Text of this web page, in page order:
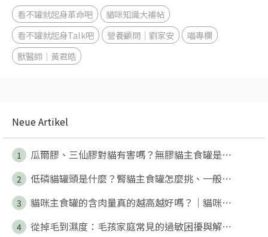
看不罐就起身革命吧
貓咪知識大補帖
看不罐就起身Talk吧
營養顧問｜劉家安
喵專欄
獸醫師｜黃君皓
Neue Artikel
1 瓜爾膠、三仙膠對貓有害嗎？無膠貓主食罐是⋯
2 低磷貓罐頭是什麼？腎貓主食罐怎麼挑、一般⋯
3 貓咪主食罐的含肉量真的越高越好嗎？｜貓咪⋯
4 從掉毛到濕度：毛孩家庭常見的過敏困擾與解⋯